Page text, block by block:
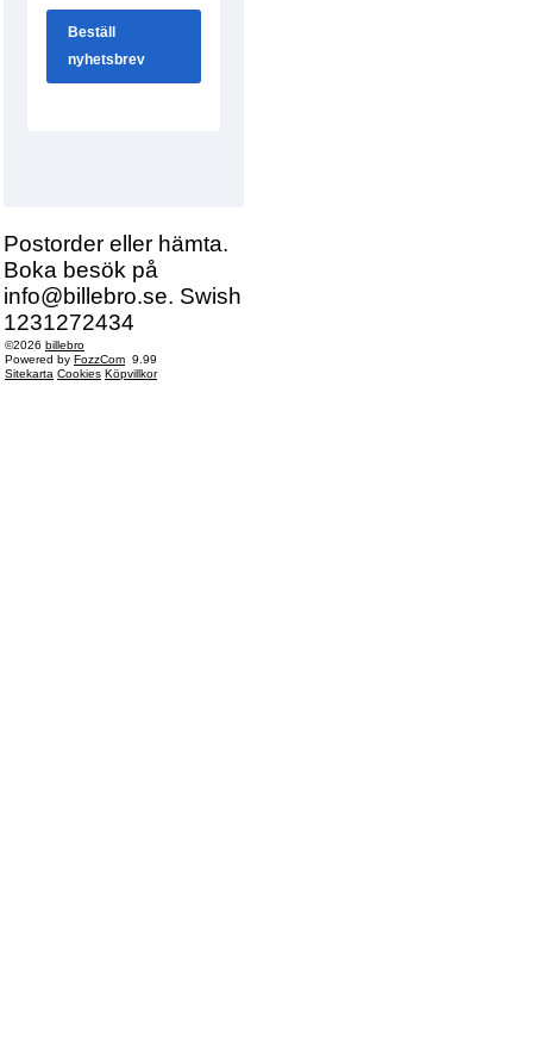
Postorder eller hämta.
Boka besök på
info@billebro.se. Swish
1231272434
©2026 billebro
Powered by FozzCom 9.99
Sitekarta Cookies Köpvillkor